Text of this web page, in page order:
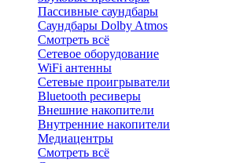
Пассивные саундбары
Саундбары Dolby Atmos
Смотреть всё
Сетевое оборудование
WiFi антенны
Сетевые проигрыватели
Bluetooth ресиверы
Внешние накопители
Внутренние накопители
Медиацентры
Смотреть всё